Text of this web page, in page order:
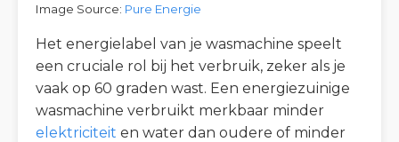
Image Source: Pure Energie
Het energielabel van je wasmachine speelt
een cruciale rol bij het verbruik, zeker als je
vaak op 60 graden wast. Een energiezuinige
wasmachine verbruikt merkbaar minder
elektriciteit en water dan oudere of minder